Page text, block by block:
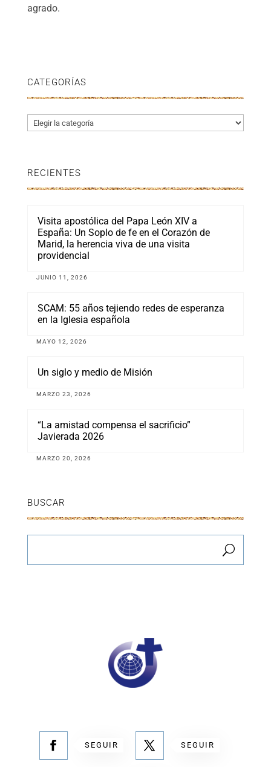
agrado.
CATEGORÍAS
Categorías
RECIENTES
Visita apostólica del Papa León XIV a
España: Un Soplo de fe en el Corazón de
Marid, la herencia viva de una visita
providencial
JUNIO 11, 2026
SCAM: 55 años tejiendo redes de esperanza
en la Iglesia española
MAYO 12, 2026
Un siglo y medio de Misión
MARZO 23, 2026
“La amistad compensa el sacrificio”
Javierada 2026
MARZO 20, 2026
BUSCAR
SEGUIR SEGUIR